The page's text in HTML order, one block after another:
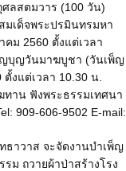
ลสตมวาร (100 วัน)
มเด็จพระปรมินทรมหา
ม 2560 ตั้งแต่เวลา
ญบุญวันมาฆบูชา (วันเพ็ญ
งแต่เวลา 10.30 น.
าน ฟังพระธรรมเทศนา
909-606-9502 E-mail:
ธาวาส จะจัดงานบำเพ็ญ
ถวายผ้าป่าสร้างโรง